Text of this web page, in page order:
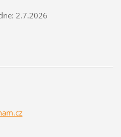
2.7.2026